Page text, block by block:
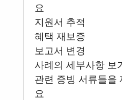
요
지원서 추적
혜택 재보증
보고서 변경
사례의 세부사항 보기
관련 증빙 서류들을
요